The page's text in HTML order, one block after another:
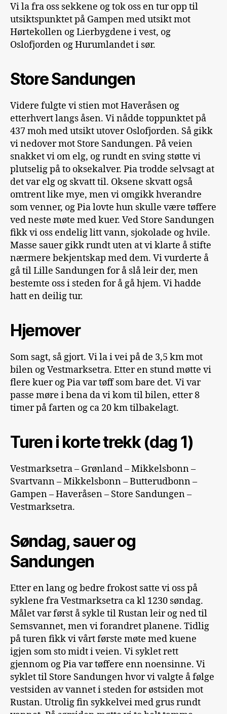
Vi la fra oss sekkene og tok oss en tur opp til
utsiktspunktet på Gampen med utsikt mot
Hørtekollen og Lierbygdene i vest, og
Oslofjorden og Hurumlandet i sør.
Store Sandungen
Videre fulgte vi stien mot Haveråsen og
etterhvert langs åsen. Vi nådde toppunktet på
437 moh med utsikt utover Oslofjorden. Så gikk
vi nedover mot Store Sandungen. På veien
snakket vi om elg, og rundt en sving støtte vi
plutselig på to oksekalver. Pia trodde selvsagt at
det var elg og skvatt til. Oksene skvatt også
omtrent like mye, men vi omgikk hverandre
som venner, og Pia lovte hun skulle være tøffere
ved neste møte med kuer. Ved Store Sandungen
fikk vi oss endelig litt vann, sjokolade og hvile.
Masse sauer gikk rundt uten at vi klarte å stifte
nærmere bekjentskap med dem. Vi vurderte å
gå til Lille Sandungen for å slå leir der, men
bestemte oss i steden for å gå hjem. Vi hadde
hatt en deilig tur.
Hjemover
Som sagt, så gjort. Vi la i vei på de 3,5 km mot
bilen og Vestmarksetra. Etter en stund møtte vi
flere kuer og Pia var tøff som bare det. Vi var
passe møre i bena da vi kom til bilen, etter 8
timer på farten og ca 20 km tilbakelagt.
Turen i korte trekk (dag 1)
Vestmarksetra – Grønland – Mikkelsbonn –
Svartvann – Mikkelsbonn – Butterudbonn –
Gampen – Haveråsen – Store Sandungen –
Vestmarksetra.
Søndag, sauer og
Sandungen
Etter en lang og bedre frokost satte vi oss på
syklene fra Vestmarksetra ca kl 1230 søndag.
Målet var først å sykle til Rustan leir og ned til
Semsvannet, men vi forandret planene. Tidlig
på turen fikk vi vårt første møte med kuene
igjen som sto midt i veien. Vi syklet rett
gjennom og Pia var tøffere enn noensinne. Vi
syklet til Store Sandungen hvor vi valgte å følge
vestsiden av vannet i steden for østsiden mot
Rustan. Utrolig fin sykkelvei med grus rundt